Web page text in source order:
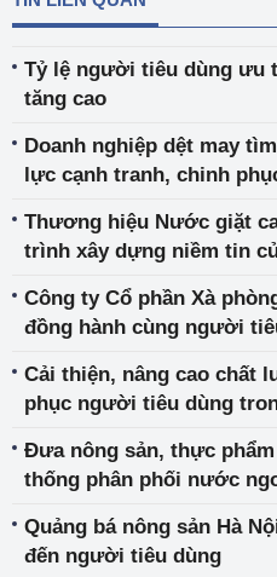
Tỷ lệ người tiêu dùng ưu
tăng cao
Doanh nghiệp dệt may
lực cạnh tranh, chinh
Thương hiệu Nước giặt
trình xây dựng niềm tin
Công ty Cổ phần Xà
đồng hành cùng người
Cải thiện, nâng cao chất
phục người tiêu dùng
Đưa nông sản, thực
thống phân phối nước
Quảng bá nông sản Hà
đến người tiêu dùng